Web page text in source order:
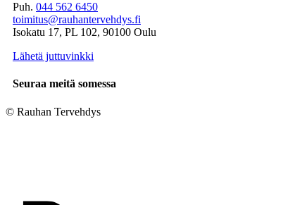
Puh. 044 562 6450
toimitus@rauhantervehdys.fi
Isokatu 17, PL 102, 90100 Oulu
Lähetä juttuvinkki
Seuraa meitä somessa
© Rauhan Tervehdys